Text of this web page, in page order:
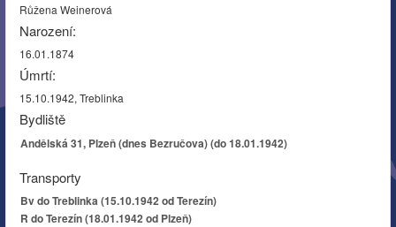
Růžena Weinerová
Narození:
16.01.1874
Úmrtí:
15.10.1942, Treblinka
Bydliště
Andělská 31, Plzeň (dnes Bezručova) (do 18.01.1942)
Transporty
Bv do Treblinka (15.10.1942 od Terezín)
R do Terezín (18.01.1942 od Plzeň)